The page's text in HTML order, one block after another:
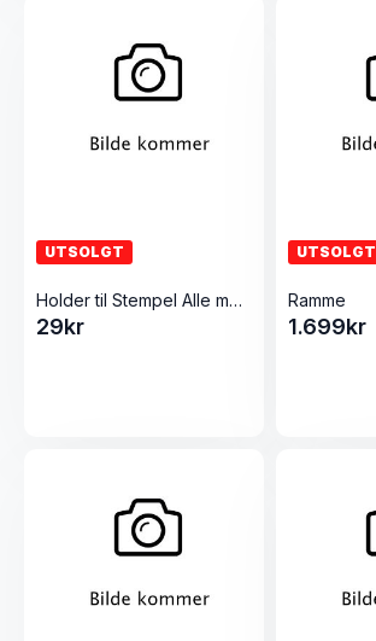
UTSOLGT
Holder til Stempel Alle modeller Pølsestappere
29kr
UTSOLGT
Ramme
1.699kr